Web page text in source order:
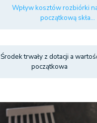
Wpływ kosztów rozbiórki
początkową skła...
Środek trwały z dotacji a
początkowa